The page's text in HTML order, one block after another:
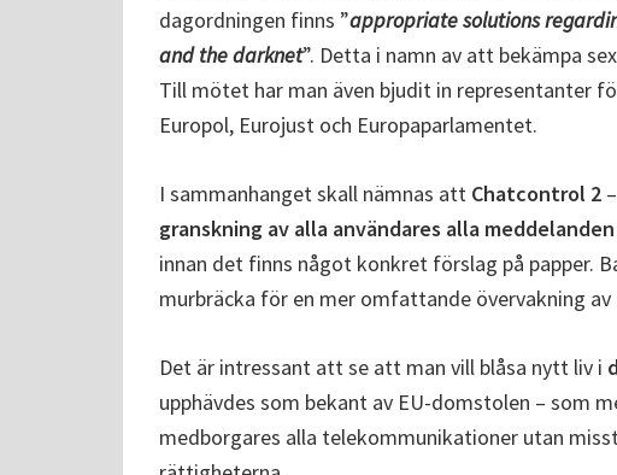
dagordningen finns ”appropriate solutions
and the darknet”. Detta i namn av att bekämpa
Till mötet har man även bjudit in representanter
Europol, Eurojust och Europaparlamentet.
I sammanhanget skall nämnas att Chatcontrol 2 –
granskning av alla användares alla meddelanden
innan det finns något konkret förslag på papper.
murbräcka för en mer omfattande övervakning
Det är intressant att se att man vill blåsa nytt liv i
upphävdes som bekant av EU-domstolen – som
medborgares alla telekommunikationer utan